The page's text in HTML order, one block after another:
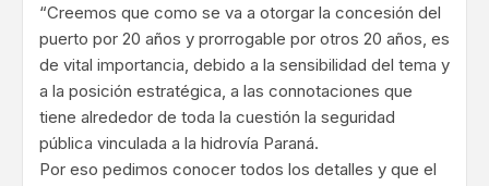
“Creemos que como se va a otorgar la concesión del
puerto por 20 años y prorrogable por otros 20 años, es
de vital importancia, debido a la sensibilidad del tema y
a la posición estratégica, a las connotaciones que
tiene alrededor de toda la cuestión la seguridad
pública vinculada a la hidrovía Paraná.
Por eso pedimos conocer todos los detalles y que el